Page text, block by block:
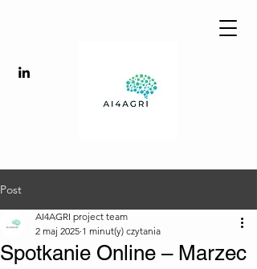
Post
Spotkanie Online – Marzec
AI4AGRI project team
2 maj 2025 1 minut(y) czytania